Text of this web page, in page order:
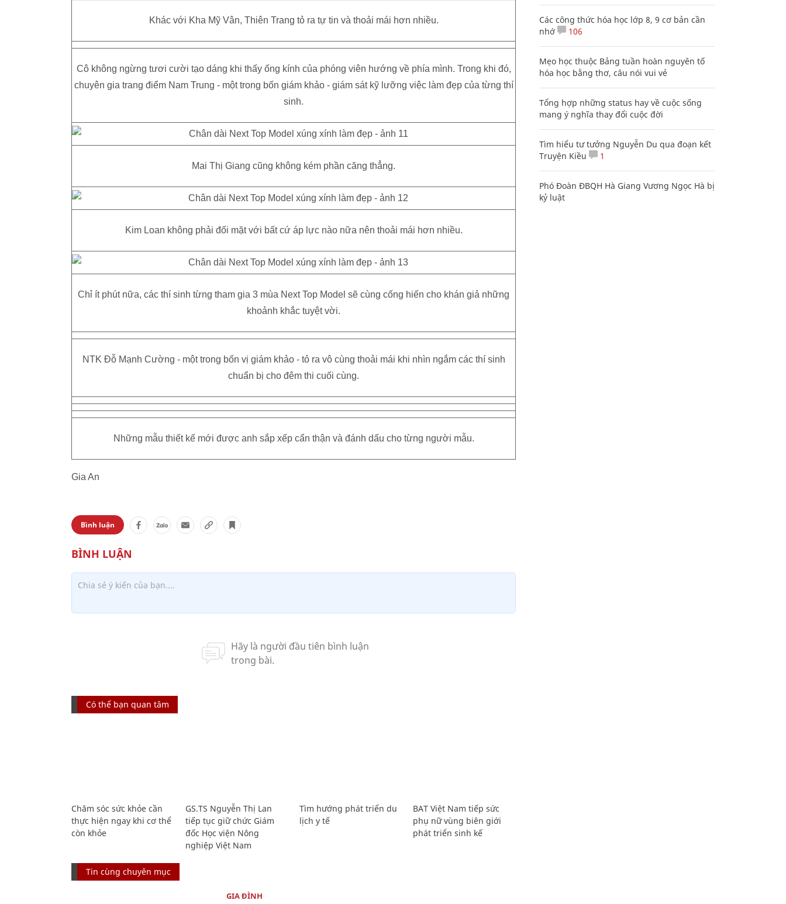
Khác với Kha Mỹ Vân, Thiên Trang tỏ ra tự tin và thoải mái hơn nhiều.
Cô không ngừng tươi cười tạo dáng khi thấy ống kính của phóng viên hướng về phía mình. Trong khi đó,
chuyên gia trang điểm Nam Trung - một trong bốn giám khảo - giám sát kỹ lưỡng việc làm đẹp của từng thí
sinh.
Mai Thị Giang cũng không kém phần căng thẳng.
Kim Loan không phải đối mặt với bất cứ áp lực nào nữa nên thoải mái hơn nhiều.
Chỉ ít phút nữa, các thí sinh từng tham gia 3 mùa Next Top Model sẽ cùng cống hiến cho khán giả những
khoảnh khắc tuyệt vời.
NTK Đỗ Mạnh Cường - một trong bốn vị giám khảo - tỏ ra vô cùng thoải mái khi nhìn ngắm các thí sinh
chuẩn bị cho đêm thi cuối cùng.
Những mẫu thiết kế mới được anh sắp xếp cẩn thận và đánh dấu cho từng người mẫu.
Gia An
Bình luận
Có thể bạn quan tâm
Chăm sóc sức khỏe cần
thực hiện ngay khi cơ thể
còn khỏe
GS.TS Nguyễn Thị Lan
tiếp tục giữ chức Giám
đốc Học viện Nông
nghiệp Việt Nam
Tìm hướng phát triển du
lịch y tế
BAT Việt Nam tiếp sức
phụ nữ vùng biên giới
phát triển sinh kế
Tin cùng chuyên mục
GIA ĐÌNH
Các công thức hóa học lớp 8, 9 cơ bản cần
nhớ
106
Mẹo học thuộc Bảng tuần hoàn nguyên tố
hóa học bằng thơ, câu nói vui vẻ
Tổng hợp những status hay về cuộc sống
mang ý nghĩa thay đổi cuộc đời
Tìm hiểu tư tưởng Nguyễn Du qua đoạn kết
Truyện Kiều
1
Phó Đoàn ĐBQH Hà Giang Vương Ngọc Hà bị
kỷ luật